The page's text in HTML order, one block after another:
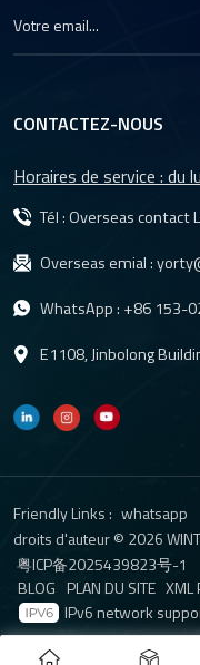
CONTACTEZ-NOUS
Horaires de service : du
Tél : Overseas contact
Overseas emial :
WhatsApp : +86 153-
E1108, Jinbolong
Friendly Links : whatsapp
droits d'auteur © 2026
粤ICP备2025439823号-1
BLOG PLAN DU SITE XML
IPv6 network